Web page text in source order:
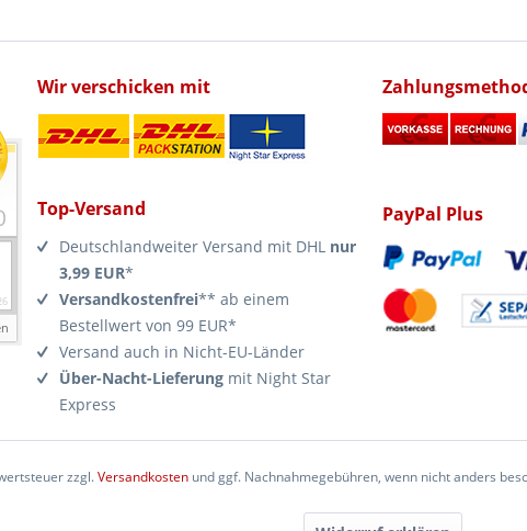
Wir verschicken mit
Top-Versand
Deutschlandweiter Versand mit DHL nur
3,99 EUR*
Versandkostenfrei** ab einem
Bestellwert von 99 EUR*
Versand auch in Nicht-EU-Länder
Über-Nacht-Lieferung mit Night Star
Express
PayPal Plus
zzgl.Versandkosten und ggf. Nachnahmegebühren, wenn nicht anders